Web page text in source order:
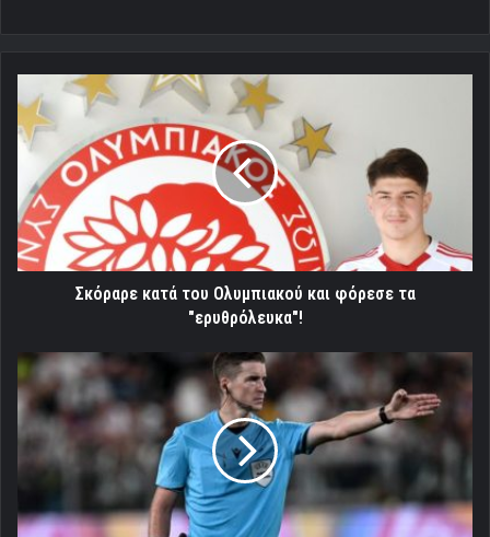
Σκόραρε
κατά
του
Ολυμπιακού
φόρεσε
τα
"ερυθρόλευκα"!
Σκόραρε κατά του Ολυμπιακού και φόρεσε τα
"ερυθρόλευκα"!
Γαλλική
σφυρίχτρα
τον
στο
Αμστερνταμ